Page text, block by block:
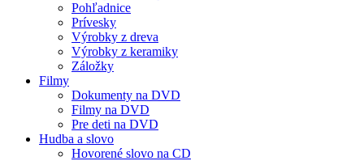
Pohľadnice
Prívesky
Výrobky z dreva
Výrobky z keramiky
Záložky
Filmy
Dokumenty na DVD
Filmy na DVD
Pre deti na DVD
Hudba a slovo
Hovorené slovo na CD